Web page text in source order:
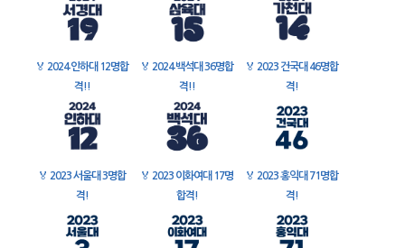
🏅 2024 인하대 12명합
격!!
🏅 2024 백석대 36명합
격!!
🏅 2023 건국대 46명합
격!
🏅 2023 서울대 3명합
격!
🏅 2023 이화여대 17명
합격!
🏅 2023 홍익대 71명합
격!